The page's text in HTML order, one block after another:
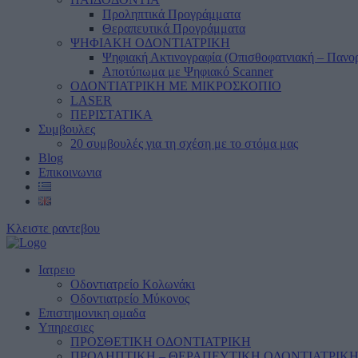
Προληπτικά Προγράμματα
Θεραπευτικά Προγράμματα
ΨΗΦΙΑΚΗ ΟΔΟΝΤΙΑΤΡΙΚΗ
Ψηφιακή Ακτινογραφία (Οπισθοφατνιακή –
Αποτύπωμα με Ψηφιακό Scanner
ΟΔΟΝΤΙΑΤΡΙΚΗ ΜΕ ΜΙΚΡΟΣΚΟΠΙΟ
LASER
ΠΕΡΙΣΤΑΤΙΚΑ
Συμβουλες
20 συμβουλές για τη σχέση με το στόμα μας
Blog
Επικοινωνια
Κλειστε ραντεβου
Ιατρειο
Οδοντιατρείο Κολωνάκι
Οδοντιατρείο Μύκονος
Επιστημονικη ομαδα
Υπηρεσιες
ΠΡΟΣΘΕΤΙΚΗ ΟΔΟΝΤΙΑΤΡΙΚΗ